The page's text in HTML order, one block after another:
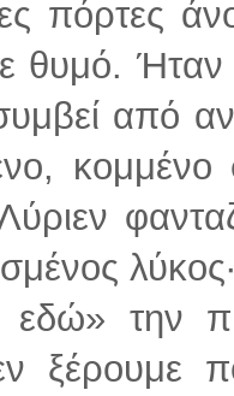
πόρτες
θυμό.
από
εδώ» την
ξέρουμε